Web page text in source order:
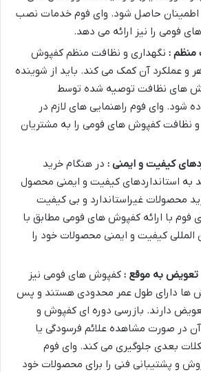
اطمینان حاصل شود. وای فوم خدمات نصب
فومی را نیز ارائه می دهد.
منظم : نگهداری و نظافت منظم کفپوش
و عملکرد آن کمک می کند. باید از شوینده
های نظافت توصیه شده توسط
شود. وای فوم راهنمایی های لازم در
نظافت کفپوش های فومی را به مشتریان
کیفیت و ایمنی : در هنگام خرید
به استانداردهای کیفیت و ایمنی محصول
محصولات غیراستاندارد و بی کیفیت
فوم با ارائه کفپوش های فومی مطابق با
المللی کیفیت و ایمنی محصولات خود را
تعویض به موقع : کفپوش های فومی نیز
ها دارای طول عمر محدودی هستند و پس
دارند. بازرسی دوره ای کفپوش و
در صورت مشاهده علائم فرسودگی یا
بعدی جلوگیری می کند. وای فوم
و پشتیبانی فنی را برای محصولات خود